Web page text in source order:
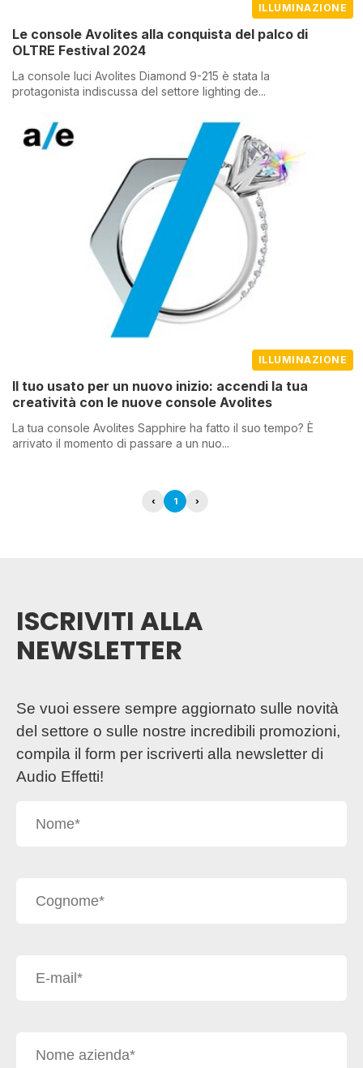
ILLUMINAZIONE
Le console Avolites alla conquista del palco di
OLTRE Festival 2024
La console luci Avolites Diamond 9-215 è stata la
protagonista indiscussa del settore lighting de...
ILLUMINAZIONE
Il tuo usato per un nuovo inizio: accendi la tua
creatività con le nuove console Avolites
La tua console Avolites Sapphire ha fatto il suo tempo? È
arrivato il momento di passare a un nuo...
‹ 1 ›
ISCRIVITI ALLA
NEWSLETTER
Se vuoi essere sempre aggiornato sulle novità
del settore o sulle nostre incredibili promozioni,
compila il form per iscriverti alla newsletter di
Audio Effetti!